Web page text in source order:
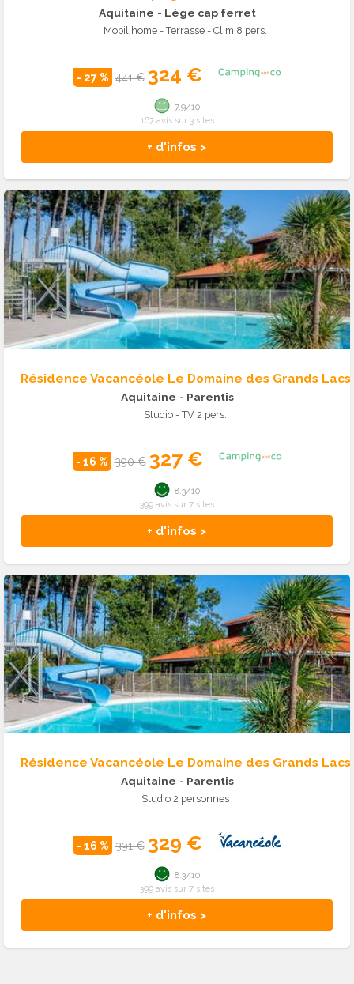
Aquitaine - Lège cap ferret
Mobil home - Terrasse - Clim 8 pers.
- 27 % 441 € 324 €
+ d'infos >
7.9/10
167 avis sur 3 sites
Résidence Vacancéole Le Domaine des Grands Lacs
Aquitaine - Parentis
Studio - TV 2 pers.
- 16 % 390 € 327 €
+ d'infos >
8.3/10
399 avis sur 7 sites
Résidence Vacancéole Le Domaine des Grands Lacs
Aquitaine - Parentis
Studio 2 personnes
- 16 % 391 € 329 €
+ d'infos >
8.3/10
399 avis sur 7 sites